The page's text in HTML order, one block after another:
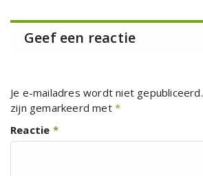
Geef een reactie
Je e-mailadres wordt niet gepubliceerd.
zijn gemarkeerd met *
Reactie *